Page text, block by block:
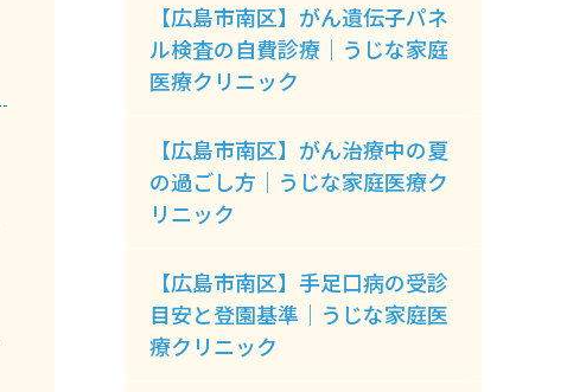
【広島市南区】がん遺伝子パネ
ル検査の自費診療｜うじな家庭
医療クリニック
【広島市南区】がん治療中の夏
の過ごし方｜うじな家庭医療ク
リニック
【広島市南区】手足口病の受診
目安と登園基準｜うじな家庭医
療クリニック